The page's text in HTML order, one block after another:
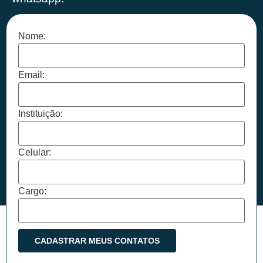
Nome:
Email:
Instituição:
Celular:
Cargo: